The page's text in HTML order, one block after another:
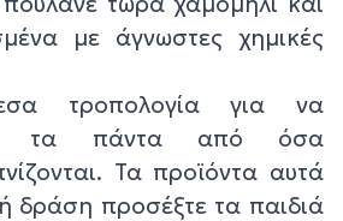
με άγνωστες χημικές
τροπολογία για να
τα πάντα από όσα
Τα προϊόντα αυτά
δράση προσέξτε τα παιδιά